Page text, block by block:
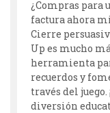
¿Compras para
factura ahora
Cierre
Up es mucho
herramienta
recuerdos y
través del
diversión